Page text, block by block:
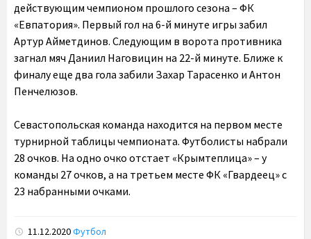
действующим чемпионом прошлого сезона – ФК
«Евпатория». Первый гол на 6-й минуте игры забил
Артур Айметдинов. Следующим в ворота противника
загнал мяч Даниил Наговицин на 22-й минуте. Ближе к
финалу еще два гола забили Захар Тарасенко и Антон
Пенчелюзов.
Севастопольская команда находится на первом месте
турнирной таблицы чемпионата. Футболисты набрали
28 очков. На одно очко отстает «Крымтеплица» – у
команды 27 очков, а на третьем месте ФК «Гвардеец» с
23 набранными очками.
11.12.2020Футбол